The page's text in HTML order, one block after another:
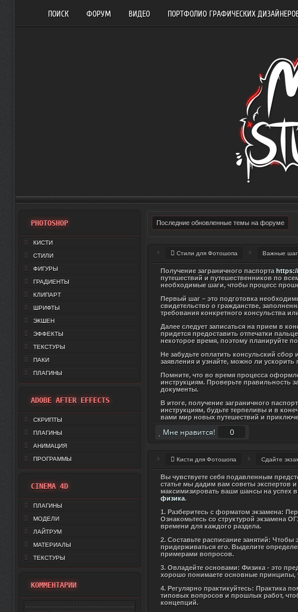
ПОИСК ФОРУМ ВИДЕО ПОРТФОЛИО ГРАФИЧЕСКИХ
PHOTOSHOP
КИСТИ
СТИЛИ
ФИГУРЫ
ГРАДИЕНТЫ
КЛИПАРТ
ШРИФТЫ
ЭКШЕН
ЭФФЕКТЫ
ТЕКСТУРЫ
ПАКИ
ПЛАГИНЫ
ADOBE AFTER EFFECTS
СКРИПТЫ
ПЛАГИНЫ
АНИМАЦИЯ
ПРОГРАММЫ
CINEMA 4D
ПЛАГИНЫ
МОДЕЛИ
ЛАЙТРУМ
МАТЕРИАЛЫ
ТЕКСТУРЫ
КОММЕНТАРИИ
Последние обновленные темы на форуме
Стили для Фотошопа Важные
Получение заграничного паспорта
путешествий и путешественников по
необходимые шаги, чтобы процесс
Первый шаг – это подготовка
свидетельство о гражданстве,
требования конкретного консульства
Далее следует записаться на прием в
придется предоставить отпечатки
некоторое время, поэтому планируйте
Не забудьте оплатить консульский
заявления и узнайте, можно ли
Помните, что во время процесса
инструкциям. Проверьте правильность
документы.
В итоге, получение заграничного
инструкциям, будьте терпеливы и в
вами мир новых путешествий и
Мне нравится! 0
Кисти для Фотошопа Сдайте
Вы чувствуете себя подавленным
статье мы дадим вам советы экспертов
максимизировать ваши шансы на успех
физика.
1. Разберитесь с форматом экзамена:
Ознакомьтесь со структурой экзамена
времени для каждого раздела.
2. Составьте расписание занятий:
придерживаться его. Выделите
примерами вопросов.
3. Овладейте основами: Физика - это
хорошо понимаете основные принципы,
4. Регулярно практикуйтесь: Практика
типовых вопросов и прошлых работ,
концепций.